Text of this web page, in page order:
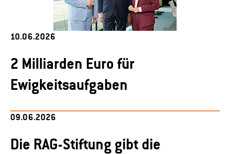
10.06.2026
2 Milliarden Euro für
Ewigkeitsaufgaben
09.06.2026
Die RAG-Stiftung gibt die